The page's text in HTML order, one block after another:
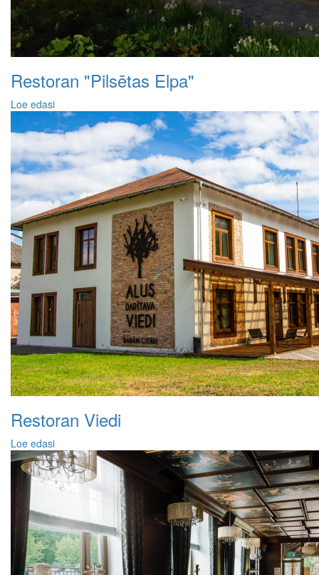
Restoran "Pilsētas Elpa"
Loe edasi
Restoran Viedi
Loe edasi